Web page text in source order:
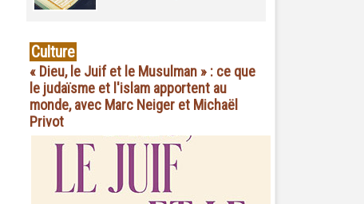
Culture
« Dieu, le Juif et le Musulman » : ce que
le judaïsme et l'islam apportent au
monde, avec Marc Neiger et Michaël
Privot